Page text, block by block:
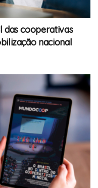
das cooperativas
nacional